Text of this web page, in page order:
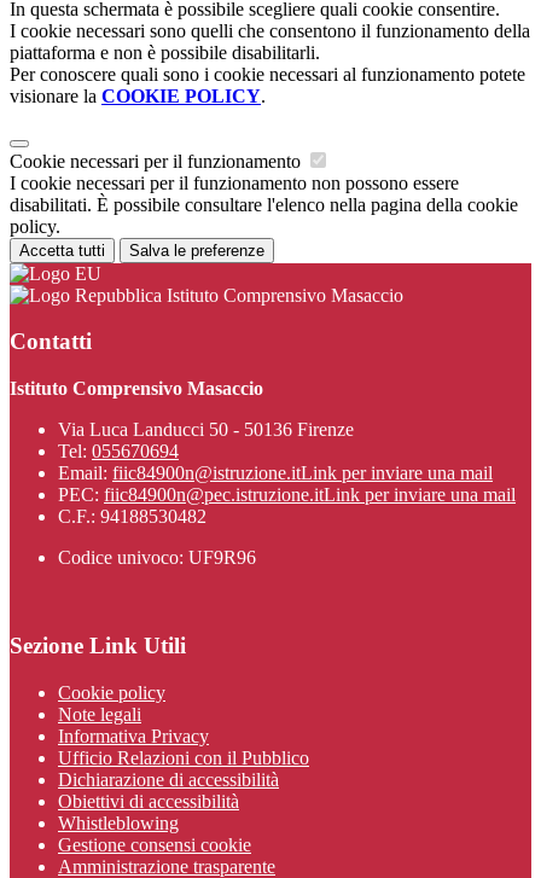
In questa schermata è possibile scegliere quali cookie consentire.
I cookie necessari sono quelli che consentono il funzionamento della
piattaforma e non è possibile disabilitarli.
Per conoscere quali sono i cookie necessari al funzionamento potete
visionare la COOKIE POLICY.
Cookie necessari per il funzionamento
I cookie necessari per il funzionamento non possono essere
disabilitati. È possibile consultare l'elenco nella pagina della cookie
policy.
Accetta tutti Salva le preferenze
Istituto Comprensivo Masaccio
Contatti
Istituto Comprensivo Masaccio
Via Luca Landucci 50 - 50136 Firenze
Tel: 055670694
Email: fiic84900n@istruzione.itLink per inviare una mail
PEC: fiic84900n@pec.istruzione.itLink per inviare una mail
C.F.: 94188530482
Codice univoco: UF9R96
Sezione Link Utili
Cookie policy
Note legali
Informativa Privacy
Ufficio Relazioni con il Pubblico
Dichiarazione di accessibilità
Obiettivi di accessibilità
Whistleblowing
Gestione consensi cookie
Amministrazione trasparente